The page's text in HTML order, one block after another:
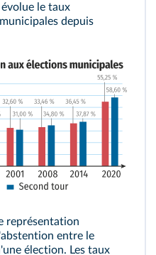
le taux
depuis
représentation
entre le
élection. Les taux